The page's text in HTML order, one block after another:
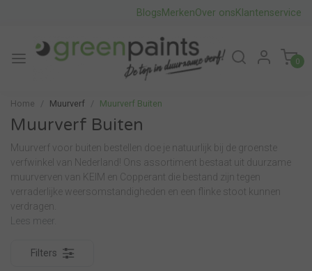
BlogsMerkenOver onsKlantenservice
0
Home Muurverf Muurverf Buiten
Muurverf Buiten
Muurverf voor buiten bestellen doe je natuurlijk bij de groenste
verfwinkel van Nederland! Ons assortiment bestaat uit duurzame
muurverven van KEIM en Copperant die bestand zijn tegen
verraderlijke weersomstandigheden en een flinke stoot kunnen
verdragen.
Lees meer.
Filters